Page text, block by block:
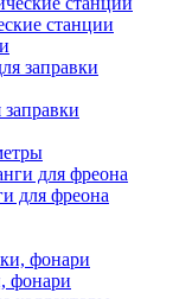
станции
для фреона
фонари